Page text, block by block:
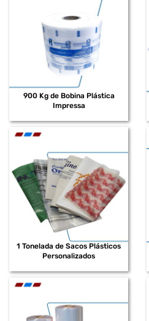
900 Kg de Bobina Plástica
Impressa
1 Tonelada de Sacos Plásticos
Personalizados